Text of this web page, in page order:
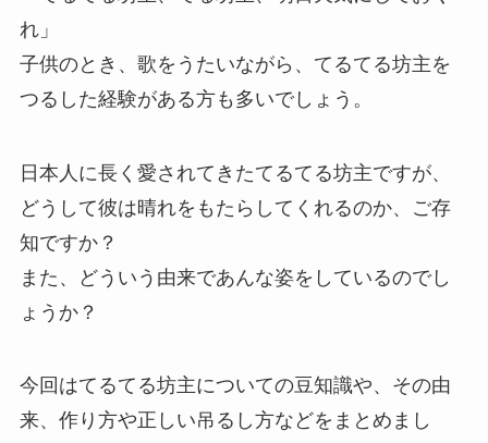
れ」
子供のとき、歌をうたいながら、てるてる坊主を
つるした経験がある方も多いでしょう。
日本人に長く愛されてきたてるてる坊主ですが、
どうして彼は晴れをもたらしてくれるのか、ご存
知ですか？
また、どういう由来であんな姿をしているのでし
ょうか？
今回はてるてる坊主についての豆知識や、その由
来、作り方や正しい吊るし方などをまとめまし